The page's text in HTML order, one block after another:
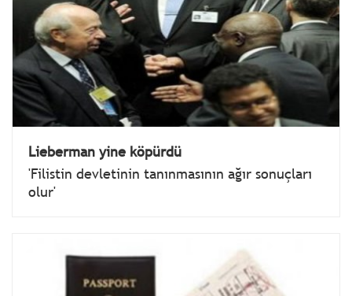
Lieberman yine köpürdü
'Filistin devletinin tanınmasının ağır sonuçları
olur'